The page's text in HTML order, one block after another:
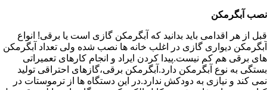
نصب آبگرمکن
قبل از هر اقدامی باید بدانید که آبگرمکن گازی است یا برقی! انواع
آبگرمکن دیواری گازی در اغلب خانه ها نصب شده ولی تعداد آبگرمکن
های برقی هم کم نیست.پیدا کردن ایراد و انجام کارهای تعمیراتی
بستگی به نوع آبگرمکن دارد.آبگرمکن برقی،گازهای احتراقی تولید
نمی کند و نیازی به دودکش ندارد.در این دستگاه ها از ترموستات در